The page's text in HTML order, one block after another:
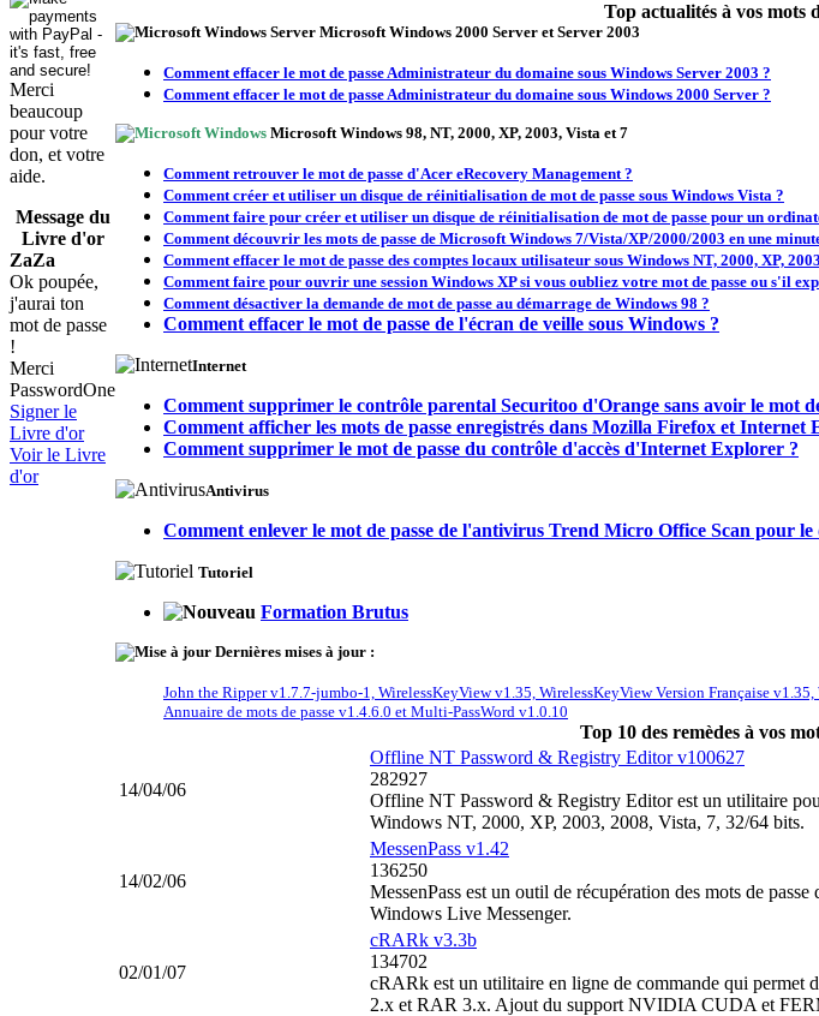
Merci
beaucoup
pour votre
don, et votre
aide.
Message du
Livre d'or
ZaZa
Ok poupée,
j'aurai ton
mot de passe
!
Merci
PasswordOne
Signer le
Livre d'or
Voir le Livre
d'or
Top actualités à vos mots
Microsoft Windows 2000 Server et Server 2003
Comment effacer le mot de passe Administrateur du domaine sous Windows Server 2003 ?
Comment effacer le mot de passe Administrateur du domaine sous Windows 2000 Server ?
Microsoft Windows 98, NT, 2000, XP, 2003, Vista et 7
Comment retrouver le mot de passe d'Acer eRecovery Management ?
Comment créer et utiliser un disque de réinitialisation de mot de passe sous Windows Vista ?
Comment faire pour créer et utiliser un disque de réinitialisation de mot de passe pour un
Comment découvrir les mots de passe de Microsoft Windows 7/Vista/XP/2000/2003 en une
Comment effacer le mot de passe des comptes locaux utilisateur sous Windows NT, 2000, XP,
Comment faire pour ouvrir une session Windows XP si vous oubliez votre mot de passe ou s'il
Comment désactiver la demande de mot de passe au démarrage de Windows 98 ?
Comment effacer le mot de passe de l'écran de veille sous Windows ?
Internet
Comment supprimer le contrôle parental Securitoo d'Orange sans avoir le mot
Comment afficher les mots de passe enregistrés dans Mozilla Firefox et Internet
Comment supprimer le mot de passe du contrôle d'accès d'Internet Explorer ?
Antivirus
Comment enlever le mot de passe de l'antivirus Trend Micro Office Scan pour le
Tutoriel
Formation Brutus
Dernières mises à jour :
John the Ripper v1.7.7-jumbo-1, WirelessKeyView v1.35, WirelessKeyView Version Française v1.35,
Annuaire de mots de passe v1.4.6.0 et Multi-PassWord v1.0.10
Top 10 des remèdes à vos
14/04/06
Offline NT Password & Registry Editor v100627
282927
Offline NT Password & Registry Editor est un utilitaire
Windows NT, 2000, XP, 2003, 2008, Vista, 7, 32/64 bits.
14/02/06
MessenPass v1.42
136250
MessenPass est un outil de récupération des mots de
Windows Live Messenger.
02/01/07
cRARk v3.3b
134702
cRARk est un utilitaire en ligne de commande qui permet
2.x et RAR 3.x. Ajout du support NVIDIA CUDA et